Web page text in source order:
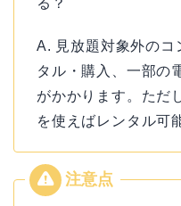
A. 見放題対象外のコ
タル・購入、一部の
がかかります。ただ
を使えばレンタル可